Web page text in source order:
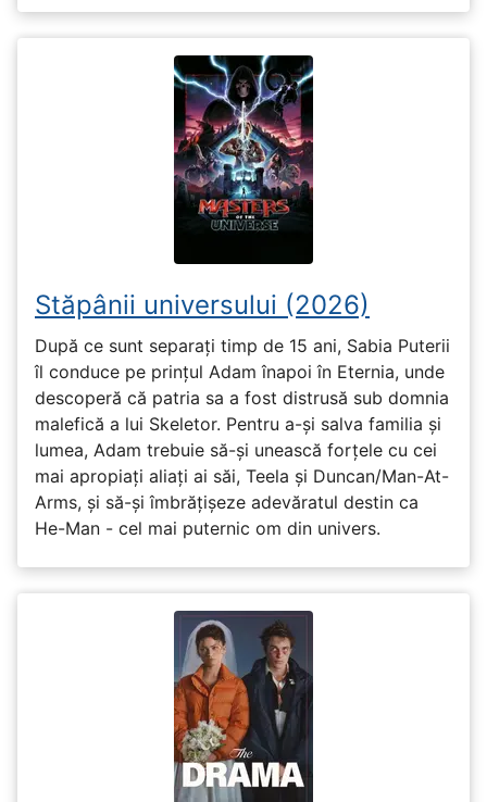
Stăpânii universului (2026)
După ce sunt separați timp de 15 ani, Sabia Puterii
îl conduce pe prințul Adam înapoi în Eternia, unde
descoperă că patria sa a fost distrusă sub domnia
malefică a lui Skeletor. Pentru a-și salva familia și
lumea, Adam trebuie să-și unească forțele cu cei
mai apropiați aliați ai săi, Teela și Duncan/Man-At-
Arms, și să-și îmbrățișeze adevăratul destin ca
He-Man - cel mai puternic om din univers.